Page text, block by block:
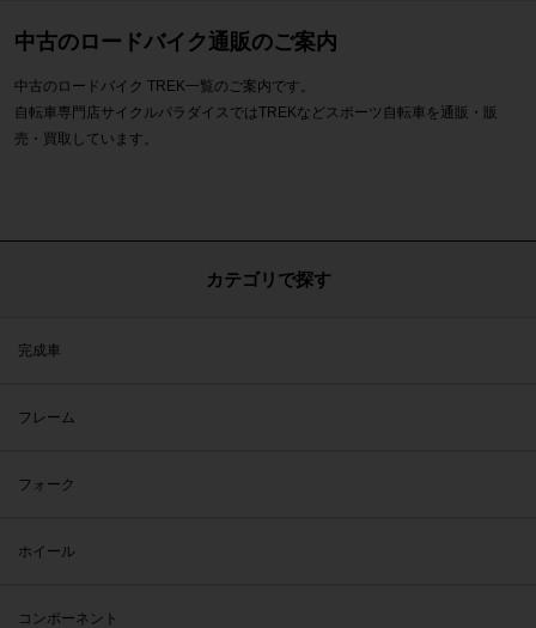
中古のロードバイク通販のご案内
中古のロードバイク TREK一覧のご案内です。
自転車専門店サイクルパラダイスではTREKなどスポーツ自転車を通販・販
売・買取しています。
カテゴリで探す
完成車
フレーム
フォーク
ホイール
コンポーネント